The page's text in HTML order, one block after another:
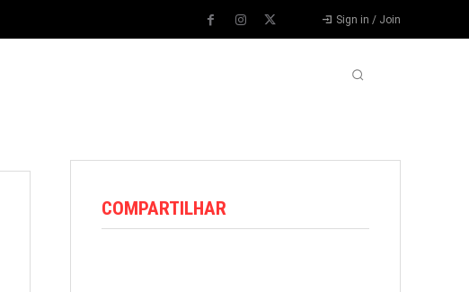
Sign in / Join
COMPARTILHAR